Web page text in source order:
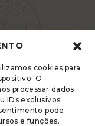
cookies para
O
processar dados
IDs exclusivos
pode
e funções.